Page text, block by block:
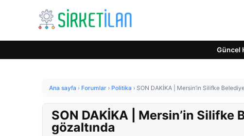
Güncel
Ana sayfa › Forumlar › Politika › SON DAKİKA | Mersin’in Silifke
SON DAKİKA | Mersin’in Silifke
gözaltında